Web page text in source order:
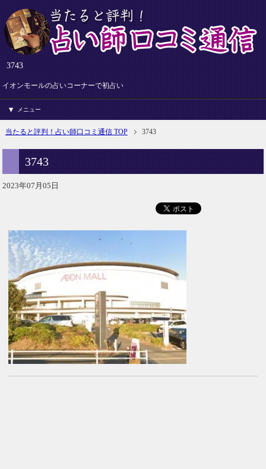
3743
イオンモールの占いコーナーで初占い
メニュー
当たると評判！占い師口コミ通信 TOP 3743
3743
2023年07月05日